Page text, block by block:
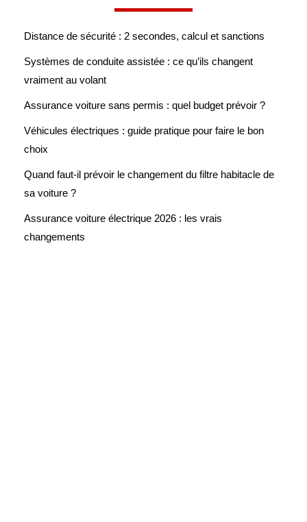
Distance de sécurité : 2 secondes, calcul et sanctions
Systèmes de conduite assistée : ce qu’ils changent
vraiment au volant
Assurance voiture sans permis : quel budget prévoir ?
Véhicules électriques : guide pratique pour faire le bon
choix
Quand faut-il prévoir le changement du filtre habitacle de
sa voiture ?
Assurance voiture électrique 2026 : les vrais
changements